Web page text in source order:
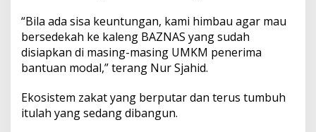
“Bila ada sisa keuntungan, kami himbau agar mau
bersedekah ke kaleng BAZNAS yang sudah
disiapkan di masing-masing UMKM penerima
bantuan modal,” terang Nur Sjahid.
Ekosistem zakat yang berputar dan terus tumbuh
itulah yang sedang dibangun.